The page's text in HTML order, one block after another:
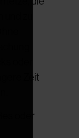
zu
oder
Zeit
oder